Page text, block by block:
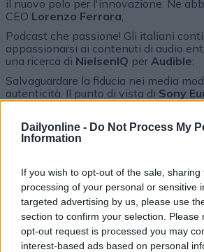
Dailyonline - Do Not Process My
Information
If you wish to opt-out of the sale,
processing of your personal or sensitive
targeted advertising by us, please use
section to confirm your selection. Please
opt-out request is processed you may
interest-based ads based on personal
il nuovo polo per l'innovazione. Ne
CEO Lorenzo Ferrara;
Podcast che passione! Gli italiani
appassionarsi ai contenuti di audio
una ricerca di NielsenIQ per Audible;
Salvaguardare la fiducia nei media
autenticità. Il punto di vista di Sony
Altri podcast che
PUNTATA